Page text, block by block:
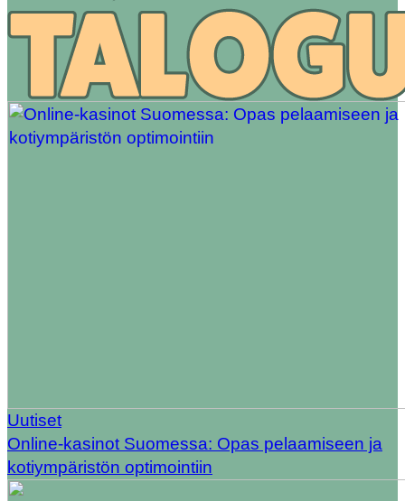
Uutiset
Online-kasinot Suomessa: Opas pelaamiseen ja
kotiympäristön optimointiin